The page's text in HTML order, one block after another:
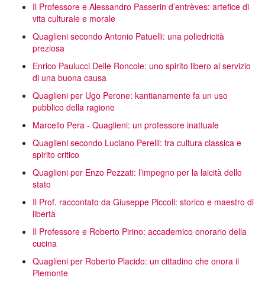
Il Professore e Alessandro Passerin d’entrèves: artefice di
vita culturale e morale
Quaglieni secondo Antonio Patuelli: una poliedricità
preziosa
Enrico Paulucci Delle Roncole: uno spirito libero al servizio
di una buona causa
Quaglieni per Ugo Perone: kantianamente fa un uso
pubblico della ragione
Marcello Pera - Quaglieni: un professore inattuale
Quaglieni secondo Luciano Perelli: tra cultura classica e
spirito critico
Quaglieni per Enzo Pezzati: l’impegno per la laicità dello
stato
Il Prof. raccontato da Giuseppe Piccoli: storico e maestro di
libertà
Il Professore e Roberto Pirino: accademico onorario della
cucina
Quaglieni per Roberto Placido: un cittadino che onora il
Piemonte